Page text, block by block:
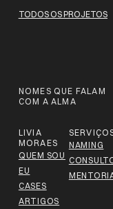
TODOS OS PROJETOS
NOMES QUE FALAM
COM A ALMA
LIVIA
MORAES
QUEM SOU
EU
CASES
ARTIGOS
NAMING